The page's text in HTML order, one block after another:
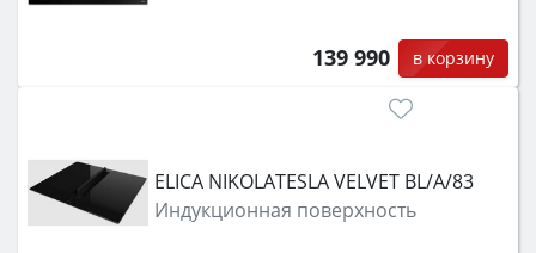
139 990 в корзину
ELICA NIKOLATESLA VELVET BL/A/83
Индукционная поверхность